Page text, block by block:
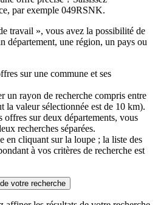
par exemple 049RSNK.
travail », vous avez la possibilité de
département, une région, un pays ou
sur une commune et ses
un rayon de recherche compris entre
la valeur sélectionnée est de 10 km).
offres sur deux départements, vous
recherches séparées.
en cliquant sur la loupe ; la liste des
à vos critères de recherche est
votre recherche